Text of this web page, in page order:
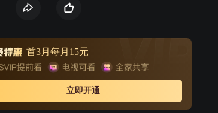
。中共地下党员高华和沈岚岚为他指点迷津，帮他
爱情。为粉碎日本人的细菌T计划，及掠夺山东煤矿
计划，高临峰九死一生。他从沈岚岚等人身上受到
陶，自愿接受党组织的领导，组织起神勇的黑旋风
敌人热血抗争。为保护抗日救亡物资，高临峰与制
案的白龙飞和黑龙会等展开殊死搏斗，最终将敌
首3月每月15元
立即开通